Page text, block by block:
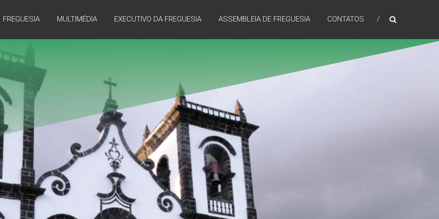
FREGUESIA MULTIMÉDIA EXECUTIVO DA FREGUESIA ASSEMBLEIA DE FREGUESIA CONTATOS